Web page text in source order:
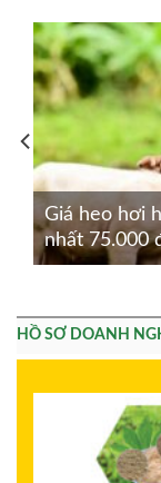
Giá heo hơi
nhất 75.000
HỒ SƠ DOANH